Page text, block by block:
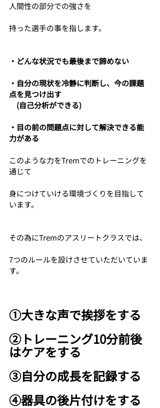
人間性の部分での強さを
持った選手の事を指します。
・どんな状況でも最後まで諦めない
・自分の現状を冷静に判断し、今の課題
点を見つけ出す
(自己分析ができる)
・目の前の問題点に対して解決できる能
力がある
このような力をTremでのトレーニングを
通じて
身につけていける環境づくりを目指して
います。
その為にTremのアスリートクラスでは、
7つのルールを設けさせていただいていま
す。
①大きな声で挨拶をする
②トレーニング10分前後
はケアをする
③自分の成長を記録する
④器具の後片付けをする